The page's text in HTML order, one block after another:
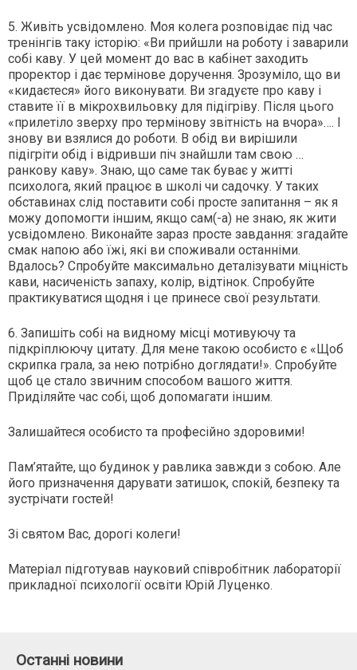
5. Живіть усвідомлено. Моя колега розповідає під час
тренінгів таку історію: «Ви прийшли на роботу і заварили
собі каву. У цей момент до вас в кабінет заходить
проректор і дає термінове доручення. Зрозуміло, що ви
«кидаєтеся» його виконувати. Ви згадуєте про каву і
ставите її в мікрохвильовку для підігріву. Після цього
«прилетіло зверху про термінову звітність на вчора»…. І
знову ви взялися до роботи. В обід ви вирішили
підігріти обід і відривши піч знайшли там свою …
ранкову каву». Знаю, що саме так буває у житті
психолога, який працює в школі чи садочку. У таких
обставинах слід поставити собі просте запитання – як я
можу допомогти іншим, якщо сам(-а) не знаю, як жити
усвідомлено. Виконайте зараз просте завдання: згадайте
смак напою або їжі, які ви споживали останніми.
Вдалось? Спробуйте максимально деталізувати міцність
кави, насиченість запаху, колір, відтінок. Спробуйте
практикуватися щодня і це принесе свої результати.
6. Запишіть собі на видному місці мотивуючу та
підкріплюючу цитату. Для мене такою особисто є «Щоб
скрипка грала, за нею потрібно доглядати!». Спробуйте
щоб це стало звичним способом вашого життя.
Приділяйте час собі, щоб допомагати іншим.
Залишайтеся особисто та професійно здоровими!
Пам’ятайте, що будинок у равлика завжди з собою. Але
його призначення дарувати затишок, спокій, безпеку та
зустрічати гостей!
Зі святом Вас, дорогі колеги!
Матеріал підготував науковий співробітник лабораторії
прикладної психології освіти Юрій Луценко.
Останні новини